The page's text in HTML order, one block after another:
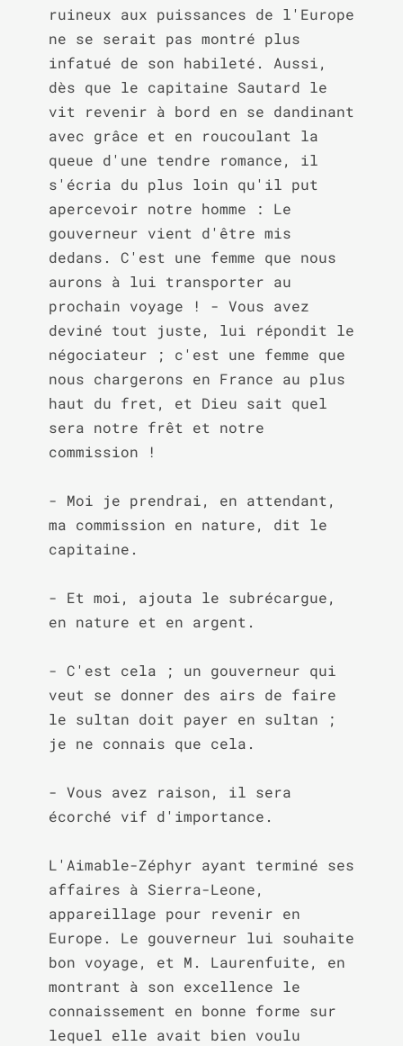
ruineux aux puissances de l'Europe
ne se serait pas montré plus
infatué de son habileté. Aussi,
dès que le capitaine Sautard le
vit revenir à bord en se dandinant
avec grâce et en roucoulant la
queue d'une tendre romance, il
s'écria du plus loin qu'il put
apercevoir notre homme : Le
gouverneur vient d'être mis
dedans. C'est une femme que nous
aurons à lui transporter au
prochain voyage ! - Vous avez
deviné tout juste, lui répondit le
négociateur ; c'est une femme que
nous chargerons en France au plus
haut du fret, et Dieu sait quel
sera notre frêt et notre
commission !
- Moi je prendrai, en attendant,
ma commission en nature, dit le
capitaine.
- Et moi, ajouta le subrécargue,
en nature et en argent.
- C'est cela ; un gouverneur qui
veut se donner des airs de faire
le sultan doit payer en sultan ;
je ne connais que cela.
- Vous avez raison, il sera
écorché vif d'importance.
L'Aimable-Zéphyr ayant terminé ses
affaires à Sierra-Leone,
appareillage pour revenir en
Europe. Le gouverneur lui souhaite
bon voyage, et M. Laurenfuite, en
montrant à son excellence le
connaissement en bonne forme sur
lequel elle avait bien voulu